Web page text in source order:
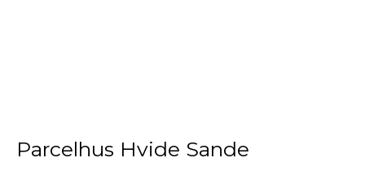
Parcelhus Hvide Sande